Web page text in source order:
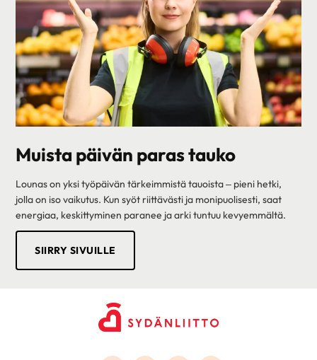
Muista päivän paras tauko
Lounas on yksi työpäivän tärkeimmistä tauoista – pieni hetki,
jolla on iso vaikutus. Kun syöt riittävästi ja monipuolisesti, saat
energiaa, keskittyminen paranee ja arki tuntuu kevyemmältä.
SIIRRY SIVUILLE